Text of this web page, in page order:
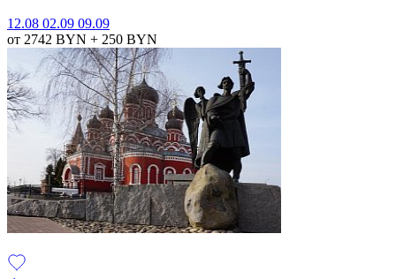
12.08 02.09 09.09
от 2742 BYN + 250 BYN